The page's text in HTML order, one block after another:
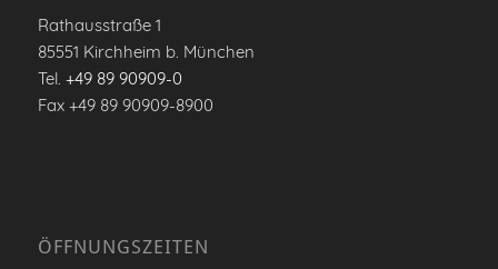
Rathausstraße 1
85551 Kirchheim b. München
Tel. +49 89 90909-0
Fax +49 89 90909-8900
ÖFFNUNGSZEITEN